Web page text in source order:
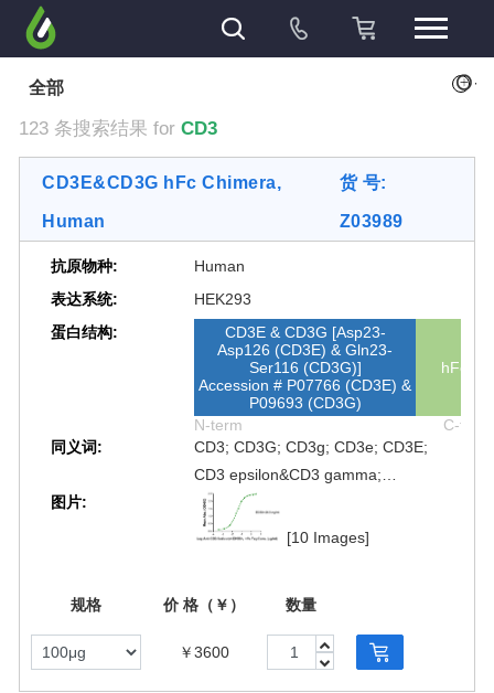
全部 +
123 条搜索结果 for CD3
CD3E&CD3G hFc Chimera,
Human
货 号:
Z03989
抗原物种:
Human
表达系统:
HEK293
蛋白结构:
CD3E & CD3G [Asp23-
Asp126 (CD3E) & Gln23-
Ser116 (CD3G)]
Accession # P07766 (CD3E) &
P09693 (CD3G)
hFc
N-term
C-term
同义词:
CD3; CD3G; CD3g; CD3e; CD3E;
CD3 epsilon&CD3 gamma;
CD3E&CD3G
图片:
[10 Images]
规格 价 格（￥） 数量
￥3600